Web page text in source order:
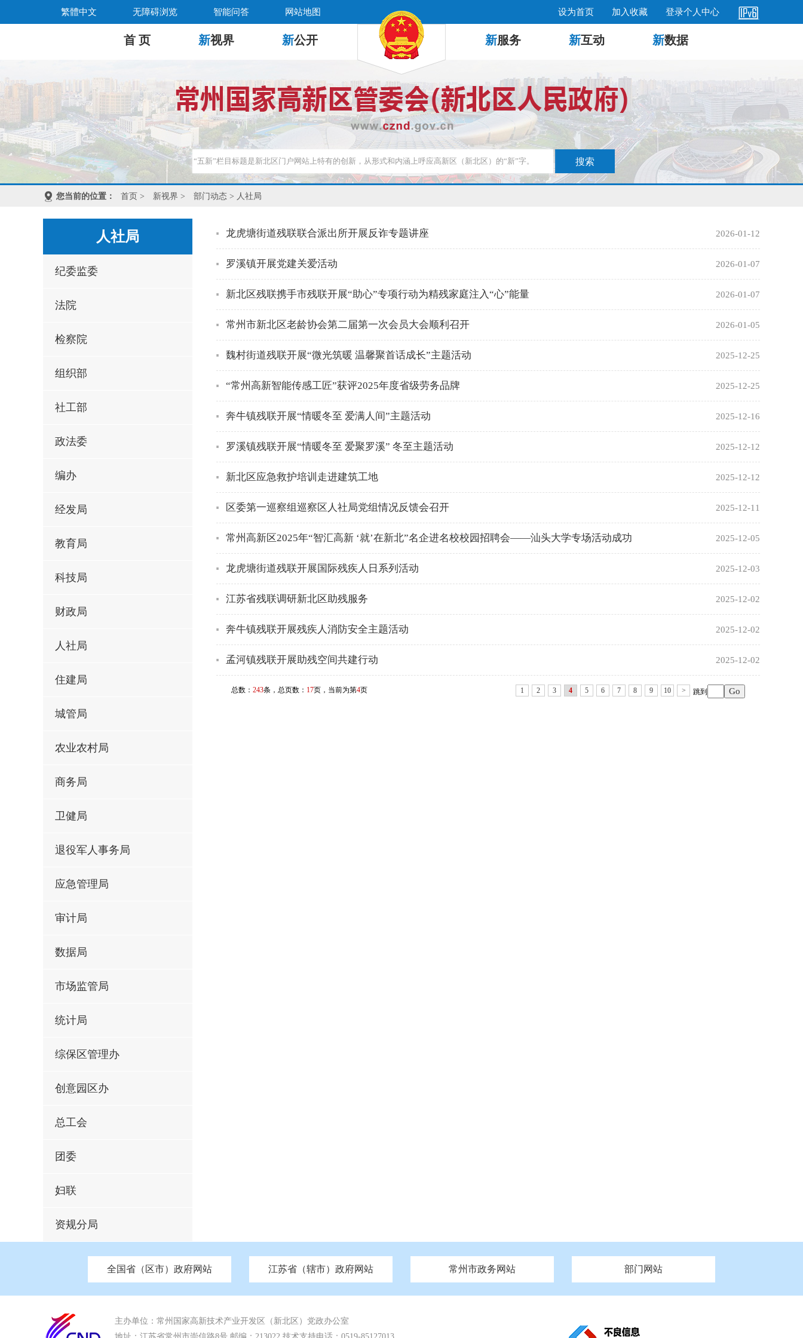
繁體中文 无障碍浏览 智能问答 网站地图 设为首页 加入收藏 登录个人中心
首 页 新视界 新公开 新服务 新互动 新数据
您当前的位置： 首页 > 新视界 > 部门动态 > 人社局
人社局
纪委监委
法院
检察院
组织部
社工部
政法委
编办
经发局
教育局
科技局
财政局
人社局
住建局
城管局
农业农村局
商务局
卫健局
退役军人事务局
应急管理局
审计局
数据局
市场监管局
统计局
综保区管理办
创意园区办
总工会
团委
妇联
资规分局
龙虎塘街道残联联合派出所开展反诈专题讲座 2026-01-12
罗溪镇开展党建关爱活动 2026-01-07
新北区残联携手市残联开展“助心”专项行动为精残家庭注入“心”能量 2026-01-07
常州市新北区老龄协会第二届第一次会员大会顺利召开 2026-01-05
魏村街道残联开展“微光筑暖 温馨聚首话成长”主题活动 2025-12-25
“常州高新智能传感工匠”获评2025年度省级劳务品牌 2025-12-25
奔牛镇残联开展“情暖冬至 爱满人间”主题活动 2025-12-16
罗溪镇残联开展“情暖冬至 爱聚罗溪” 冬至主题活动 2025-12-12
新北区应急救护培训走进建筑工地 2025-12-12
区委第一巡察组巡察区人社局党组情况反馈会召开 2025-12-11
常州高新区2025年“智汇高新 ‘就’在新北”名企进名校校园招聘会——汕头大学专场活动成功 2025-12-05
龙虎塘街道残联开展国际残疾人日系列活动 2025-12-03
江苏省残联调研新北区助残服务 2025-12-02
奔牛镇残联开展残疾人消防安全主题活动 2025-12-02
孟河镇残联开展助残空间共建行动 2025-12-02
总数： 243条，总页数： 17页，当前为第4页 1 2 3 4 5 6 7 8 9 10 > 跳到
全国省（区市）政府网站
北京 天津 重庆 河南 河北 山西 辽宁 吉林 黑龙江 上海 山东 江苏 浙江 安徽 福建 江西 河南 湖北
江苏省（辖市）政府网站
中国江苏 南京市政府 苏州市政府 无锡市政府 常州市政府 徐州市政府 镇江市政府 扬州市政府 泰州市政府 盐城市政府
常州市政务网站
市发改委 市工信局 市教育局 市科技局 市民族宗教事务局 市公安局 市民政局 市司法局 市财政局 市人社局 市自然资源和规划局
市应急管理局 市审计局 市外事办 市生态环境局 市城管局
部门网站
区人大 区政协 纪委监委 检察院 组织部
主办单位：常州国家高新技术产业开发区（新北区）党政办公室